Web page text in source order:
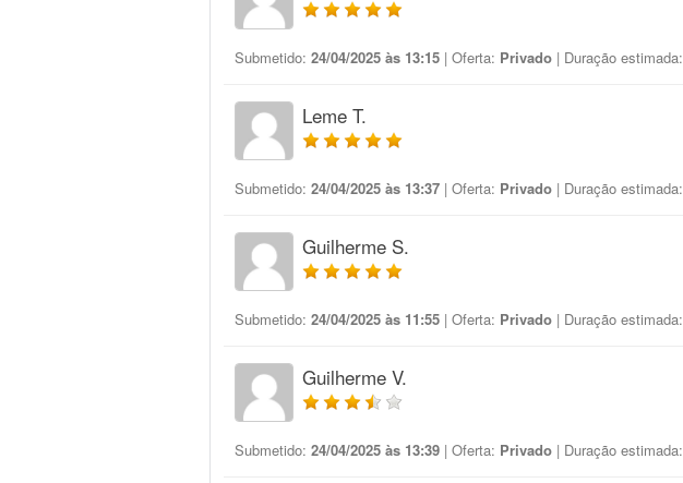
Submetido: 24/04/2025 às 13:15 | Oferta: Privado | Duração estimada:
Leme T.
Submetido: 24/04/2025 às 13:37 | Oferta: Privado | Duração estimada:
Guilherme S.
Submetido: 24/04/2025 às 11:55 | Oferta: Privado | Duração estimada:
Guilherme V.
Submetido: 24/04/2025 às 13:39 | Oferta: Privado | Duração estimada: